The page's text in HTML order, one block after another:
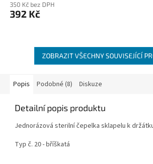
350 Kč bez DPH
392 Kč
ZOBRAZIT VŠECHNY SOUVISEJÍCÍ
Popis Podobné (8) Diskuze
Detailní popis produktu
Jednorázová sterilní čepelka sklapelu k
Typ č. 20 - bříškatá